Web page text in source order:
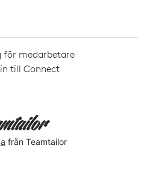
för medarbetare
till Connect
från Teamtailor